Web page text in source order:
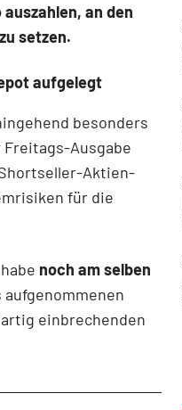
an den
setzen.
aufgelegt
besonders
Ausgabe
Aktien-
für die
noch am selben
aufgenommenen
einbrechenden